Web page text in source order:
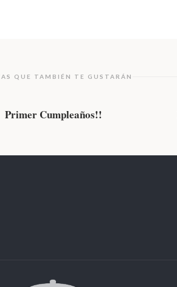
QUE TAMBIÉN TE GUSTARÁN
Primer Cumpleaños!!